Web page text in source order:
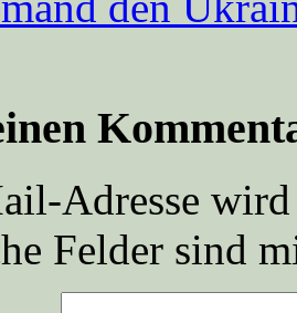
Adresse
Felder sind